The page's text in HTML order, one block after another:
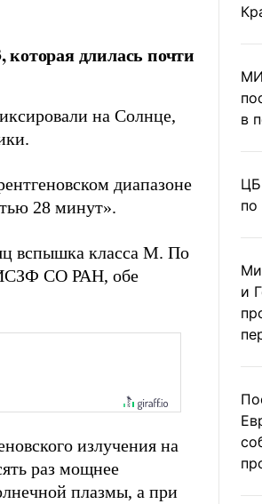
длилась почти
на Солнце,
диапазоне
28 минут».
вспышка класса М. По
СО РАН, обе
излучения на
раз мощнее
плазмы, а при
в
ЦБ
по
и